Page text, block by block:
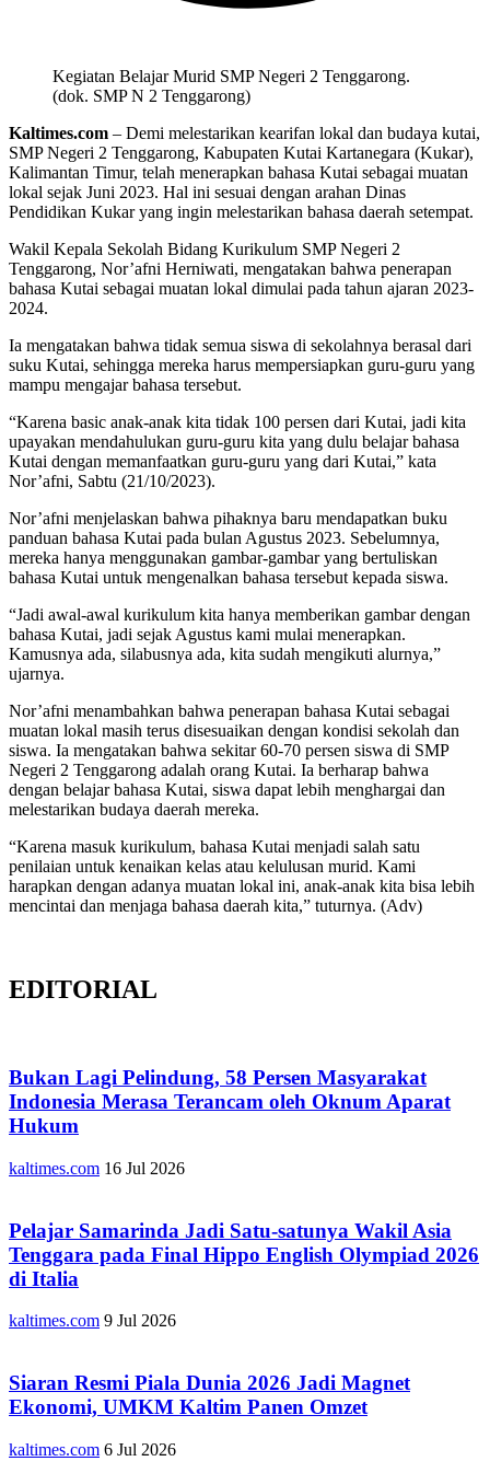
Kegiatan Belajar Murid SMP Negeri 2 Tenggarong.
(dok. SMP N 2 Tenggarong)
Kaltimes.com – Demi melestarikan kearifan lokal dan budaya kutai,
SMP Negeri 2 Tenggarong, Kabupaten Kutai Kartanegara (Kukar),
Kalimantan Timur, telah menerapkan bahasa Kutai sebagai muatan
lokal sejak Juni 2023. Hal ini sesuai dengan arahan Dinas
Pendidikan Kukar yang ingin melestarikan bahasa daerah setempat.
Wakil Kepala Sekolah Bidang Kurikulum SMP Negeri 2
Tenggarong, Nor’afni Herniwati, mengatakan bahwa penerapan
bahasa Kutai sebagai muatan lokal dimulai pada tahun ajaran 2023-
2024.
Ia mengatakan bahwa tidak semua siswa di sekolahnya berasal dari
suku Kutai, sehingga mereka harus mempersiapkan guru-guru yang
mampu mengajar bahasa tersebut.
“Karena basic anak-anak kita tidak 100 persen dari Kutai, jadi kita
upayakan mendahulukan guru-guru kita yang dulu belajar bahasa
Kutai dengan memanfaatkan guru-guru yang dari Kutai,” kata
Nor’afni, Sabtu (21/10/2023).
Nor’afni menjelaskan bahwa pihaknya baru mendapatkan buku
panduan bahasa Kutai pada bulan Agustus 2023. Sebelumnya,
mereka hanya menggunakan gambar-gambar yang bertuliskan
bahasa Kutai untuk mengenalkan bahasa tersebut kepada siswa.
“Jadi awal-awal kurikulum kita hanya memberikan gambar dengan
bahasa Kutai, jadi sejak Agustus kami mulai menerapkan.
Kamusnya ada, silabusnya ada, kita sudah mengikuti alurnya,”
ujarnya.
Nor’afni menambahkan bahwa penerapan bahasa Kutai sebagai
muatan lokal masih terus disesuaikan dengan kondisi sekolah dan
siswa. Ia mengatakan bahwa sekitar 60-70 persen siswa di SMP
Negeri 2 Tenggarong adalah orang Kutai. Ia berharap bahwa
dengan belajar bahasa Kutai, siswa dapat lebih menghargai dan
melestarikan budaya daerah mereka.
“Karena masuk kurikulum, bahasa Kutai menjadi salah satu
penilaian untuk kenaikan kelas atau kelulusan murid. Kami
harapkan dengan adanya muatan lokal ini, anak-anak kita bisa lebih
mencintai dan menjaga bahasa daerah kita,” tuturnya. (Adv)
EDITORIAL
Bukan Lagi Pelindung, 58 Persen Masyarakat
Indonesia Merasa Terancam oleh Oknum Aparat
Hukum
kaltimes.com 16 Jul 2026
Pelajar Samarinda Jadi Satu-satunya Wakil Asia
Tenggara pada Final Hippo English Olympiad 2026
di Italia
kaltimes.com 9 Jul 2026
Siaran Resmi Piala Dunia 2026 Jadi Magnet
Ekonomi, UMKM Kaltim Panen Omzet
kaltimes.com 6 Jul 2026